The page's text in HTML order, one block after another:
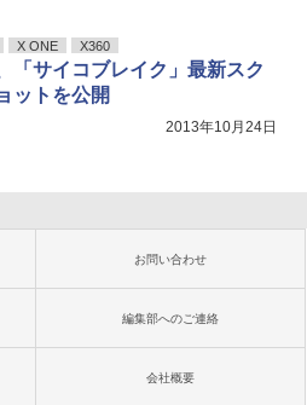
X ONE X360
「サイコブレイク」最新スク
ットを公開
2013年10月24日
お問い合わせ
編集部へのご連絡
会社概要